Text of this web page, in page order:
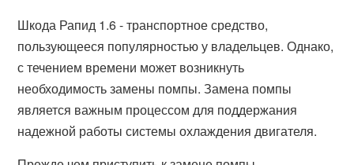
Шкода Рапид 1.6 - транспортное средство,
пользующееся популярностью у владельцев. Однако,
с течением времени может возникнуть
необходимость замены помпы. Замена помпы
является важным процессом для поддержания
надежной работы системы охлаждения двигателя.